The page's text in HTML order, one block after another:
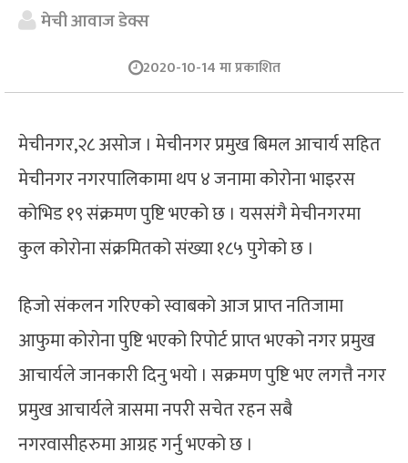
मेची आवाज डेक्स
2020-10-14 मा प्रकाशित
मेचीनगर,२८ असोज । मेचीनगर प्रमुख बिमल आचार्य सहित
मेचीनगर नगरपालिकामा थप ४ जनामा कोरोना भाइरस
कोभिड १९ संक्रमण पुष्टि भएको छ । यससंगै मेचीनगरमा
कुल कोरोना संक्रमितको संख्या १८५ पुगेको छ ।
हिजो संकलन गरिएको स्वाबको आज प्राप्त नतिजामा
आफुमा कोरोना पुष्टि भएको रिपोर्ट प्राप्त भएको नगर प्रमुख
आचार्यले जानकारी दिनु भयो । सक्रमण पुष्टि भए लगत्तै नगर
प्रमुख आचार्यले त्रासमा नपरी सचेत रहन सबै
नगरवासीहरुमा आग्रह गर्नु भएको छ ।